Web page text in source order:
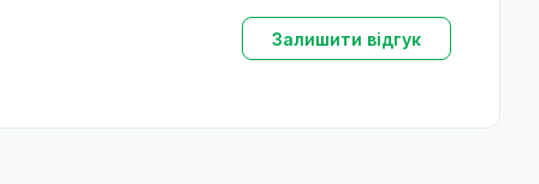
Залишити відгук